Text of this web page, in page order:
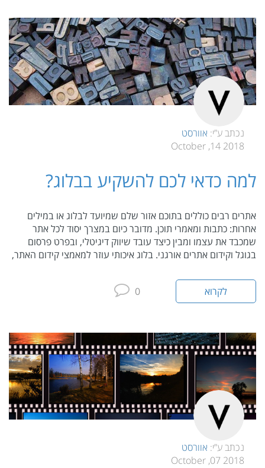
נכתב ע”י: אוורסט
2018 14, October
למה כדאי לכם להשקיע בבלוג?
אתרים רבים כוללים בתוכם אזור שלם שמיועד לבלוג או במילים
אחרות: כתבות ומאמרי תוכן. מדובר כיום במצרך יסוד לכל אתר
שמכבד את עצמו ומבין כיצד עובד שיווק דיגיטלי, ובפרט פרסום
בגוגל וקידום אתרים אורגני. בלוג איכותי עוזר למאמצי קידום האתר,
לקרוא 0
נכתב ע”י: אוורסט
2018 07, October